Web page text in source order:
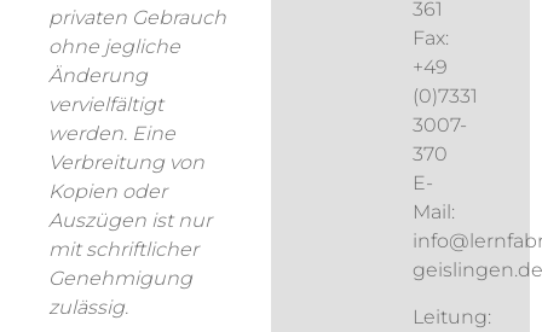
privaten Gebrauch
ohne jegliche
Änderung
vervielfältigt
werden. Eine
Verbreitung von
Kopien oder
Auszügen ist nur
mit schriftlicher
Genehmigung
zulässig.
361
Fax:
+49
(0)7331
3007-
370
E-
Mail:
geislingen.de
Leitung: